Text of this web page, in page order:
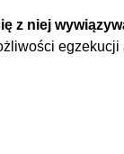
z niej